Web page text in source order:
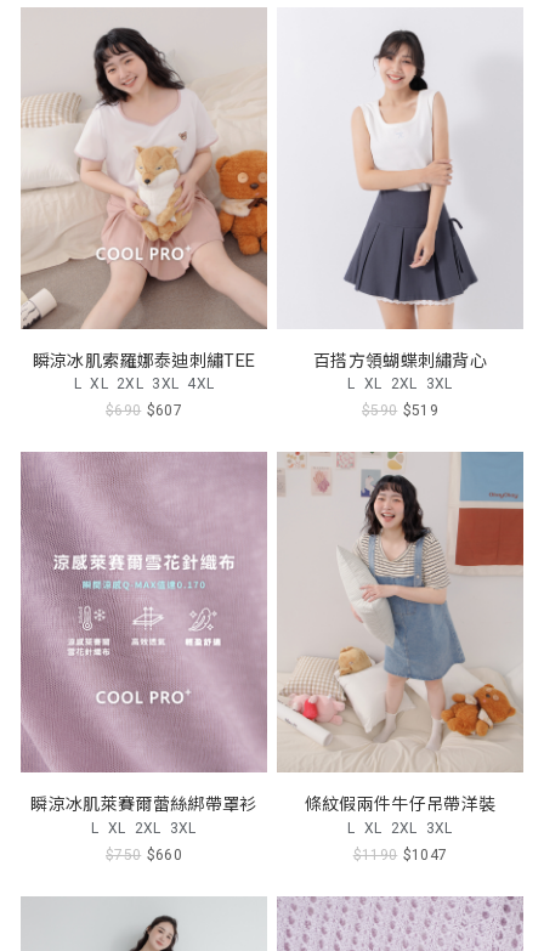
瞬涼冰肌索羅娜泰迪刺繡TEE
L XL 2XL 3XL 4XL
$690 $607
百搭方領蝴蝶刺繡背心
L XL 2XL 3XL
$590 $519
瞬涼冰肌萊賽爾蕾絲綁帶罩衫
L XL 2XL 3XL
$750 $660
條紋假兩件牛仔吊帶洋裝
L XL 2XL 3XL
$1190 $1047